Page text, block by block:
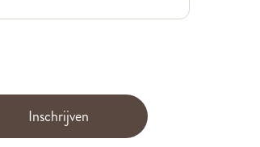
Inschrijven